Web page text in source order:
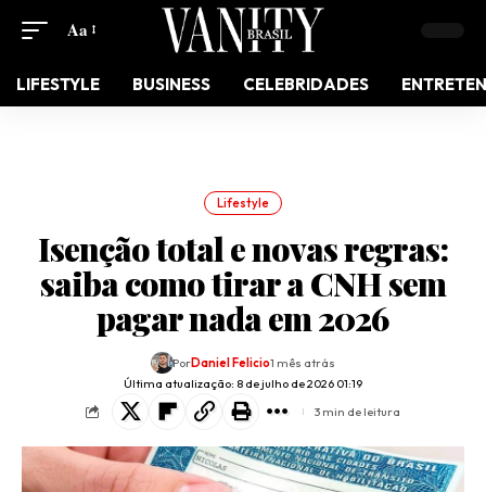
Aa
LIFESTYLE BUSINESS CELEBRIDADES
Lifestyle
Isenção total e novas regras:
saiba como tirar a CNH sem
pagar nada em 2026
Última atualização: 8 de julho de 2026 01:19
PorDaniel Felicio1 mês atrás
3 min de leitura